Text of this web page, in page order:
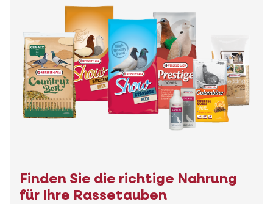
Finden Sie die richtige Nahrung
für Ihre Rassetauben